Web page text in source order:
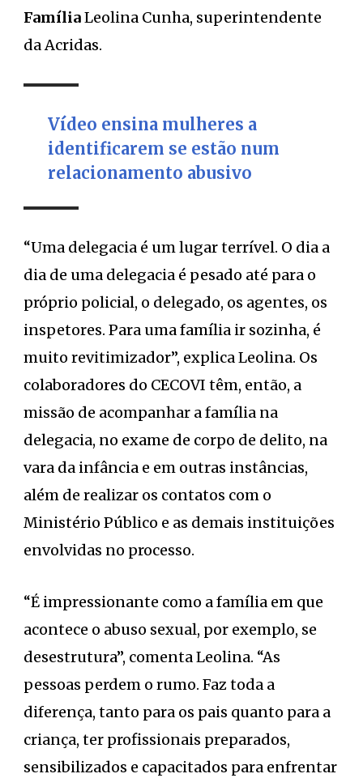
FamíliaLeolina Cunha, superintendente
da Acridas.
Vídeo ensina mulheres a
identificarem se estão num
relacionamento abusivo
“Uma delegacia é um lugar terrível. O dia a
dia de uma delegacia é pesado até para o
próprio policial, o delegado, os agentes, os
inspetores. Para uma família ir sozinha, é
muito revitimizador”, explica Leolina. Os
colaboradores do CECOVI têm, então, a
missão de acompanhar a família na
delegacia, no exame de corpo de delito, na
vara da infância e em outras instâncias,
além de realizar os contatos com o
Ministério Público e as demais instituições
envolvidas no processo.
“É impressionante como a família em que
acontece o abuso sexual, por exemplo, se
desestrutura”, comenta Leolina. “As
pessoas perdem o rumo. Faz toda a
diferença, tanto para os pais quanto para a
criança, ter profissionais preparados,
sensibilizados e capacitados para enfrentar